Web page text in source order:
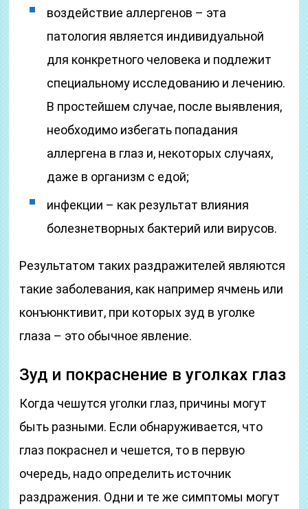
воздействие аллергенов – эта
патология является индивидуальной
для конкретного человека и подлежит
специальному исследованию и лечению.
В простейшем случае, после выявления,
необходимо избегать попадания
аллергена в глаз и, некоторых случаях,
даже в организм с едой;
инфекции – как результат влияния
болезнетворных бактерий или вирусов.
Результатом таких раздражителей являются
такие заболевания, как например ячмень или
конъюнктивит, при которых зуд в уголке
глаза – это обычное явление.
Зуд и покраснение в уголках глаз
Когда чешутся уголки глаз, причины могут
быть разными. Если обнаруживается, что
глаз покраснел и чешется, то в первую
очередь, надо определить источник
раздражения. Одни и те же симптомы могут